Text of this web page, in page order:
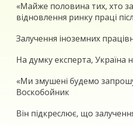
«Майже половина тих, хто
відновлення ринку праці
Залучення іноземних
На думку експерта,
«Ми змушені будемо
Воскобойник
Він підкреслює, що